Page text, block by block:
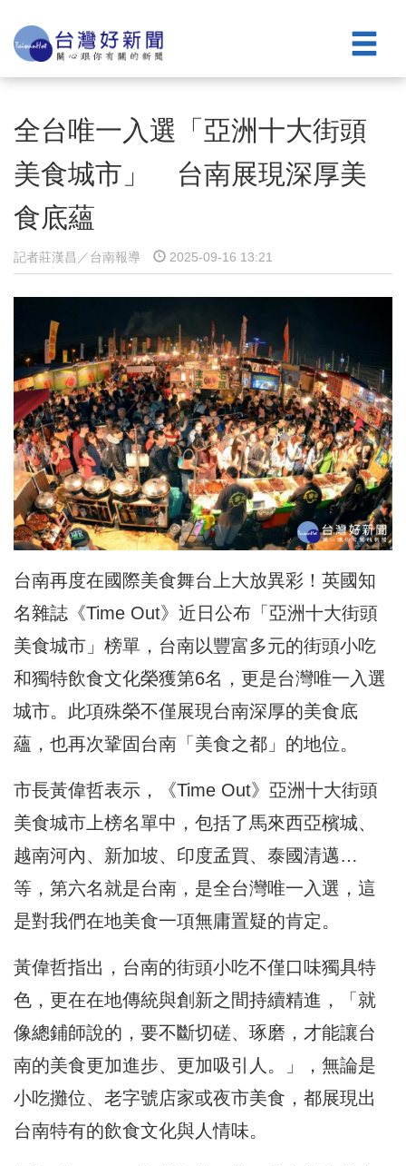
全台唯一入選「亞洲十大街頭
美食城市」 台南展現深厚美
食底蘊
記者莊漢昌／台南報導 2025-09-16 13:21
台南再度在國際美食舞台上大放異彩！英國知
名雜誌《Time Out》近日公布「亞洲十大街頭
美食城市」榜單，台南以豐富多元的街頭小吃
和獨特飲食文化榮獲第6名，更是台灣唯一入選
城市。此項殊榮不僅展現台南深厚的美食底
蘊，也再次鞏固台南「美食之都」的地位。
市長黃偉哲表示，《Time Out》亞洲十大街頭
美食城市上榜名單中，包括了馬來西亞檳城、
越南河內、新加坡、印度孟買、泰國清邁…
等，第六名就是台南，是全台灣唯一入選，這
是對我們在地美食一項無庸置疑的肯定。
黃偉哲指出，台南的街頭小吃不僅口味獨具特
色，更在在地傳統與創新之間持續精進，「就
像總鋪師說的，要不斷切磋、琢磨，才能讓台
南的美食更加進步、更加吸引人。」，無論是
小吃攤位、老字號店家或夜市美食，都展現出
台南特有的飲食文化與人情味。